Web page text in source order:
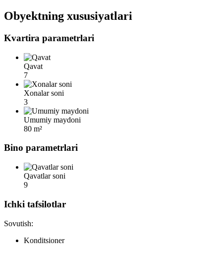
Obyektning xususiyatlari
Kvartira parametrlari
Qavat
7
Xonalar soni
3
Umumiy maydoni
80 m²
Bino parametrlari
Qavatlar soni
9
Ichki tafsilotlar
Sovutish:
Konditsioner